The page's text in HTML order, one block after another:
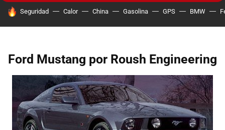
HOY SE HABLA DE
Seguridad Calor China Gasolina GPS BMW
Ford Mustang por Roush Engineering